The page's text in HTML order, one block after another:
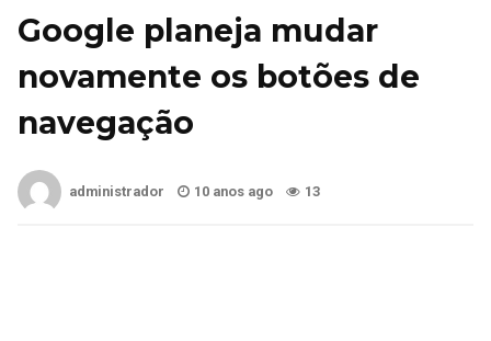
Google planeja mudar
novamente os botões de
navegação
administrador 10 anos ago 13